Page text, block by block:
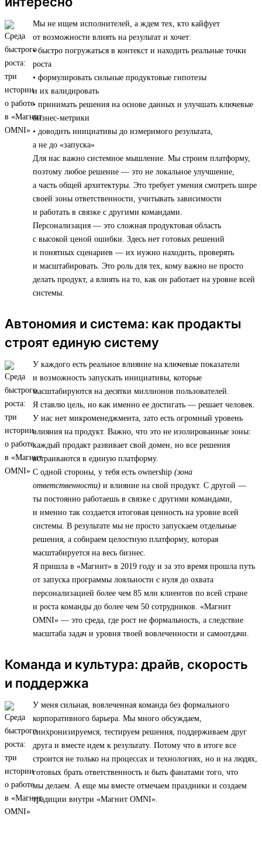
Мы не ищем исполнителей, а ждем тех, кто кайфует
от возможности влиять на результат и хочет:
• быстро погружаться в контекст и находить реальные точки
роста
• формулировать сильные продуктовые гипотезы
и их валидировать
• принимать решения на основе данных и улучшать ключевые
бизнес-метрики
• доводить инициативы до измеримого результата,
а не до «запуска»
Для нас важно системное мышление. Мы строим платформу,
поэтому любое решение — это не локальное улучшение,
а часть общей архитектуры. Это требует умения смотреть шире
своей зоны ответственности, учитывать зависимости
и работать в связке с другими командами.
Персонализация — это сложная продуктовая область
с высокой ценой ошибки. Здесь нет готовых решений
и понятных сценариев — их нужно находить, проверять
и масштабировать. Это роль для тех, кому важно не просто
делать продукт, а влиять на то, как он работает на уровне всей
системы.
Автономия и система: как продакты
строят единую систему
У каждого есть реальное влияние на ключевые показатели
и возможность запускать инициативы, которые
масштабируются на десятки миллионов пользователей.
Я ставлю цель, но как именно ее достигать — решает человек.
У нас нет микроменеджмента, зато есть огромный уровень
влияния на продукт. Важно, что это не изолированные зоны:
каждый продакт развивает свой домен, но все решения
встраиваются в единую платформу.
С одной стороны, у тебя есть ownership (зона
ответственности) и влияние на свой продукт. С другой —
ты постоянно работаешь в связке с другими командами,
и именно так создается итоговая ценность на уровне всей
системы. В результате мы не просто запускаем отдельные
решения, а собираем целостную платформу, которая
масштабируется на весь бизнес.
Я пришла в «Магнит» в 2019 году и за это время прошла путь
от запуска программы лояльности с нуля до охвата
персонализацией более чем 85 млн клиентов по всей стране
и роста команды до более чем 50 сотрудников. «Магнит
OMNI» — это среда, где рост не формальность, а следствие
масштаба задач и уровня твоей вовлеченности и самоотдачи.
Команда и культура: драйв, скорость
и поддержка
У меня сильная, вовлеченная команда без формального
корпоративного барьера. Мы много обсуждаем,
синхронизируемся, тестируем решения, поддерживаем друг
друга и вместе идем к результату. Потому что в итоге все
строится не только на процессах и технологиях, но и на людях,
готовых брать ответственность и быть фанатами того, что
мы делаем. А еще мы вместе отмечаем праздники и создаем
традиции внутри «Магнит OMNI».